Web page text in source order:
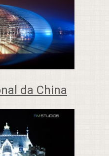
da China